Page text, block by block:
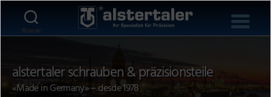
Buscar
alstertaler schrauben & präzisionsteile
«Made in Germany» – desde 1978